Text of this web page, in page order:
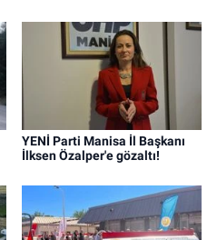
YENİ Parti Manisa İl Başkanı
İlksen Özalper'e gözaltı!